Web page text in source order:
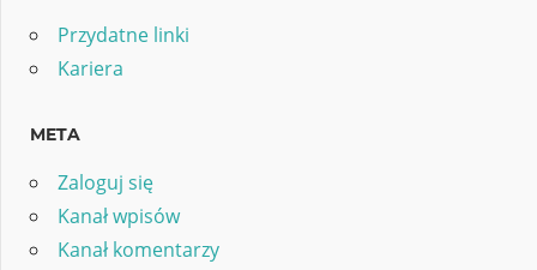
Przydatne linki
Kariera
META
Zaloguj się
Kanał wpisów
Kanał komentarzy